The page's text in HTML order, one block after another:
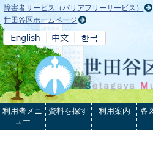
本文へ
障害者サービス（バリアフリーサービス）
世田谷区ホームページ
利用者メニ
ュー
資料を探す 利用案内
各